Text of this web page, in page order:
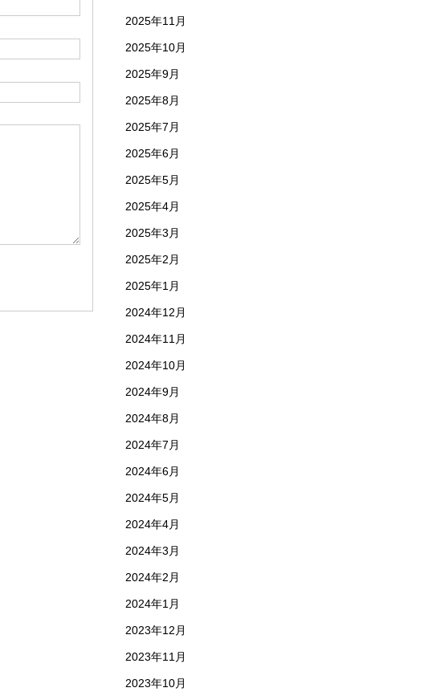
2025年11月
2025年10月
2025年9月
2025年8月
2025年7月
2025年6月
2025年5月
2025年4月
2025年3月
2025年2月
2025年1月
2024年12月
2024年11月
2024年10月
2024年9月
2024年8月
2024年7月
2024年6月
2024年5月
2024年4月
2024年3月
2024年2月
2024年1月
2023年12月
2023年11月
2023年10月